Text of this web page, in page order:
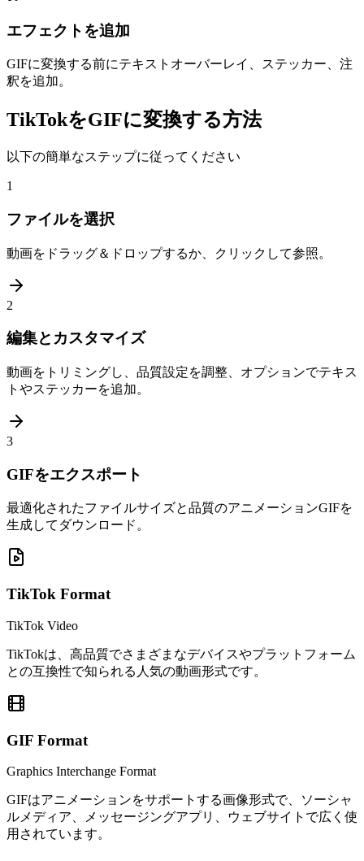
エフェクトを追加
GIFに変換する前にテキストオーバーレイ、ステッカー、注
釈を追加。
TikTokをGIFに変換する方法
以下の簡単なステップに従ってください
1
ファイルを選択
動画をドラッグ＆ドロップするか、クリックして参照。
2
編集とカスタマイズ
動画をトリミングし、品質設定を調整、オプションでテキス
トやステッカーを追加。
3
GIFをエクスポート
最適化されたファイルサイズと品質のアニメーションGIFを
生成してダウンロード。
TikTok Format
TikTok Video
TikTokは、高品質でさまざまなデバイスやプラットフォーム
との互換性で知られる人気の動画形式です。
GIF Format
Graphics Interchange Format
GIFはアニメーションをサポートする画像形式で、ソーシャ
ルメディア、メッセージングアプリ、ウェブサイトで広く使
用されています。